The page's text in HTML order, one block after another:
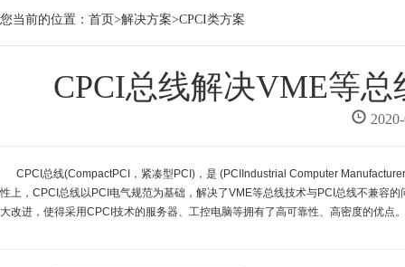
您当前的位置： 首页>解决方案>CPCI类方案
CPCI总线解决VME等
CPCI总线(CompactPCI，紧凑型PCI)，是 (PCIIndustrial Computer
性上，CPCI总线以PCI电气规范为基础，解决了VME等总线技术与PCI总线不兼容
大改进，使得采用CPCI技术的服务器、工控电脑等拥有了高可靠性、高密度的优点。